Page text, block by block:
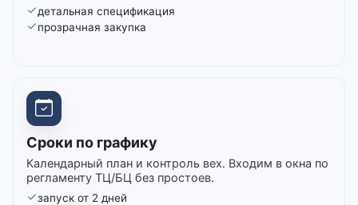
детальная спецификация
прозрачная закупка
Сроки по графику
Календарный план и контроль вех. Входим в окна по
регламенту ТЦ/БЦ без простоев.
запуск от 2 дней